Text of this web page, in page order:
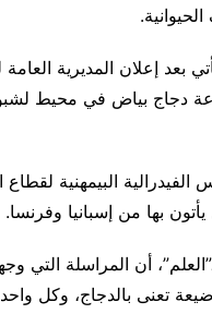
بعد إعلان المديرية
دجاج بياض في محيط
البيمهنية لقطاع
بها من إسبانيا وفرنسا.
أن المراسلة التي
تعنى بالدجاج، وكل